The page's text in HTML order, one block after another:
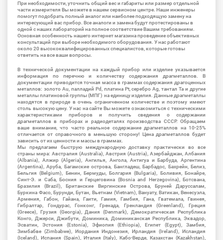
При необходимости, уточнить общий вес и габариты или размер отдельной
части измерителя Вы можете в нашем сервисном центре. Наши инженеры
помогут подобрать полный аналог или наиболее подходящую замену на
интересующий вас прибор. Все аналоги и замена будут протестированы в
одной с наших лабораторий на полное соответствие Вашим требованиям.
Основная особенность нашего интернет магазина проведение объективных
консультаций при выборе необходимого оборудования. У нас работают
около 20 высококвалифицированных специалистов, которые готовы
ответить на все ваши вопросы.
В технической документации на каждый прибор или изделие указывается
информация по перечню и количеству содержания драгметаллов. В
документации приводится точная масса в граммах содержания драгоценных
металлов: золото Au, палладий Pd, платина Pt, серебро Ag, тантал Ta и другие
металлы платиновой группы (МПГ) на единицу изделия. Данные драгметаллы
находятся в природе в очень ограниченном количестве и поэтому имеют
столь высокую цену. У нас на сайте Вы можете ознакомиться с техническими
характеристиками приборов и получить сведения о содержании
драгметаллов в приборах и радиодеталях производства СССР. Обращаем
ваше внимание, что часто реальное содержание драгметаллов на 10-25%
отличается от справочного в меньшую сторону! Цена драгметаллов будет
зависить от их ценности и массы в граммах.
Мы предлагаем быструю международную доставку практически во все
страны мира: Австралия (Australia), Австрия (Austria), Азербайджан, Албания
(Albania), Алжир (Algeria), Ангилья, Ангола, Антигуа и Барбуда, Аргентина
(Argentina), Аруба, Багамские острова, Бангладеш, Барбадос, Бахрейн, Белиз,
Бельгия (Belgium), Бенин, Бермуды, Болгария (Bulgaria), Боливия, Бонайре,
Синт-Э. и Саба, Босния и Герцеговина (Bosnia and Herzegovina), Ботсвана,
Бразилия (Brazil), Британские Виргинские Острова, Бруней Даруссалам,
Буркина Фасо, Бурунди, Бутан, Вьетнам (Vietnam), Вануату, Ватикан, Венесуэла,
Армения, Габон, Гайана, Гаити, Гамия, Гамбия, Гана, Гватемала, Гвинея,
Гибралтар, Гондурас, Гонконг, Гренада, Гренландия (Greenland), Греция
(Greece), Грузия (Georgia), Дания (Denmark), Демократическая Республика
Конго, Джерси, Джибути, Доминика, Доминиканская Республика, Эквадор,
Эсватин, Эстония (Estonia), Эфиопия (Ethiopia), Египет (Egypt), Замбия,
Зимбабве (Zimbabwe), Иордания Индонезия, Ирландия (Ireland), Исландия
(Iceland), Испания (Spain), Италия (Italy), Кабо-Верде, Казахстан (Kazakhstan),